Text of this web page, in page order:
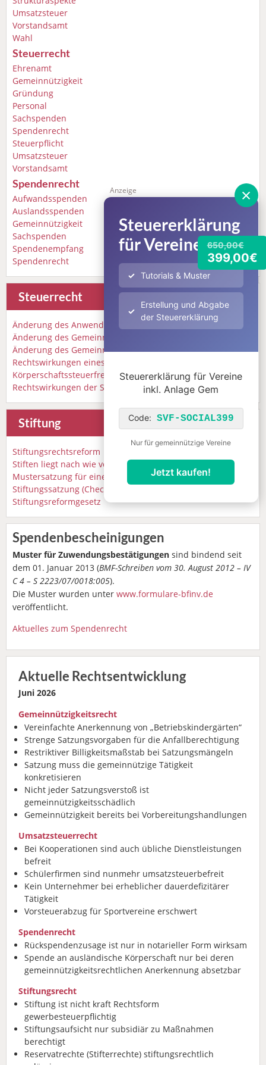
×
Anzeige
650,00€
399,00€
Steuererklärung
für Vereine
Tutorials & Muster
Erstellung und Abgabe
der Steuererklärung
Steuererklärung für Vereine
inkl. Anlage Gem
Code: SVF-SOCIAL399
Nur für gemeinnützige Vereine
Jetzt kaufen!
Umsatzsteuer
Vorstandsamt
Wahl
Steuerrecht
Ehrenamt
Gemeinnützigkeit
Gründung
Personal
Sachspenden
Spendenrecht
Steuerpflicht
Umsatzsteuer
Vorstandsamt
Spendenrecht
Aufwandsspenden
Auslandsspenden
Gemeinnützigkeit
Sachspenden
Spendenempfang
Spendenrecht
Steuerrecht
Änderung des Anwendungserlasses 2016
Änderung des Gemeinnützigkeitsrechts 2012
Änderung des Gemeinnützigkeitsrechts 2007
Rechtswirkungen eines
Körperschaftssteuerfreistellungsbescheids
Rechtswirkungen der Steuerbegünstigung
Stiftung
Stiftungsrechtsreform
Stiften liegt nach wie vor im Trend
Mustersatzung für eine einfache Stiftung
Stiftungssatzung (Checkliste)
Stiftungsreformgesetz
Spendenbescheinigungen
Muster für Zuwendungsbestätigungen sind bindend seit
dem 01. Januar 2013 (BMF-Schreiben vom 30. August 2012 – IV
C 4 – S 2223/07/0018:005).
Die Muster wurden unter www.formulare-bfinv.de
veröffentlicht.
Aktuelles zum Spendenrecht
Aktuelle Rechtsentwicklung
Juni 2026
Gemeinnützigkeitsrecht
Vereinfachte Anerkennung von „Betriebskindergärten“
Strenge Satzungsvorgaben für die Anfallberechtigung
Restriktiver Billigkeitsmaßstab bei Satzungsmängeln
Satzung muss die gemeinnützige Tätigkeit
konkretisieren
Nicht jeder Satzungsverstoß ist
gemeinnützigkeitsschädlich
Gemeinnützigkeit bereits bei Vorbereitungshandlungen
Umsatzsteuerrecht
Bei Kooperationen sind auch übliche Dienstleistungen
befreit
Schülerfirmen sind nunmehr umsatzsteuerbefreit
Kein Unternehmer bei erheblicher dauerdefizitärer
Tätigkeit
Vorsteuerabzug für Sportvereine erschwert
Spendenrecht
Rückspendenzusage ist nur in notarieller Form wirksam
Spende an ausländische Körperschaft nur bei deren
gemeinnützigkeitsrechtlichen Anerkennung absetzbar
Stiftungsrecht
Stiftung ist nicht kraft Rechtsform
gewerbesteuerpflichtig
Stiftungsaufsicht nur subsidiär zu Maßnahmen
berechtigt
Reservatrechte (Stifterrechte) stiftungsrechtlich